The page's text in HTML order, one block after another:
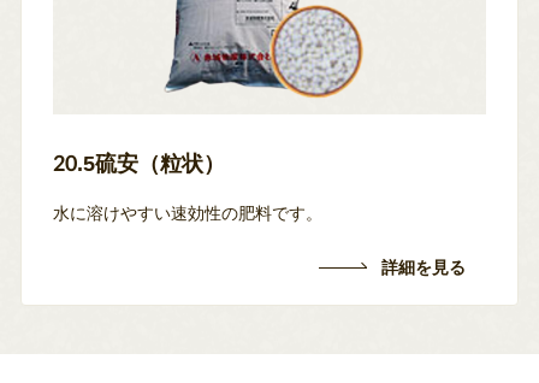
20.5硫安（粒状）
水に溶けやすい速効性の肥料です。
詳細を見る